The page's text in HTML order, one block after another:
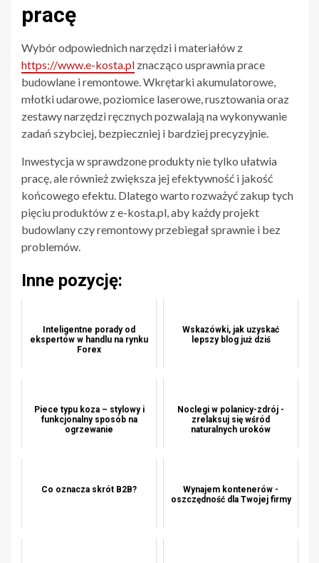
pracę
Wybór odpowiednich narzędzi i materiałów z
https://www.e-kosta.pl znacząco usprawnia prace
budowlane i remontowe. Wkrętarki akumulatorowe,
młotki udarowe, poziomice laserowe, rusztowania oraz
zestawy narzędzi ręcznych pozwalają na wykonywanie
zadań szybciej, bezpieczniej i bardziej precyzyjnie.
Inwestycja w sprawdzone produkty nie tylko ułatwia
pracę, ale również zwiększa jej efektywność i jakość
końcowego efektu. Dlatego warto rozważyć zakup tych
pięciu produktów z e-kosta.pl, aby każdy projekt
budowlany czy remontowy przebiegał sprawnie i bez
problemów.
Inne pozycję:
Inteligentne porady od
ekspertów w handlu na rynku
Forex
Wskazówki, jak uzyskać
lepszy blog już dziś
Piece typu koza – stylowy i
funkcjonalny sposób na
ogrzewanie
Noclegi w polanicy-zdrój -
zrelaksuj się wśród
naturalnych uroków
Co oznacza skrót B2B?
Wynajem kontenerów -
oszczędność dla Twojej firmy